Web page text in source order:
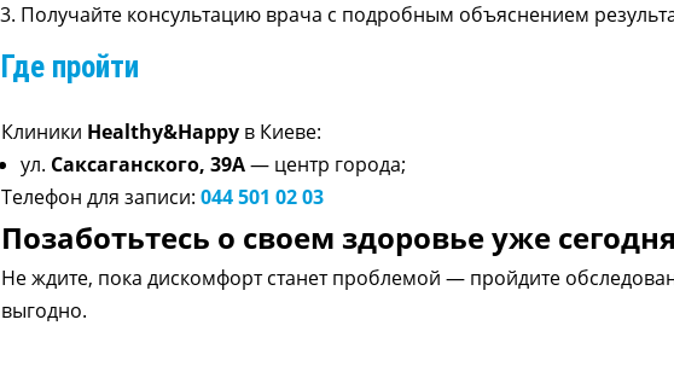
Получайте консультацию врача с подробным объяснением
Где пройти
Клиники Healthy&Happy в Киеве:
ул. Саксаганского, 39А— центр города;
Телефон для записи:044 501 02 03
Позаботьтесь о своем здоровье уже сегодня
Не ждите, пока дискомфорт станет проблемой — пройдите
выгодно.